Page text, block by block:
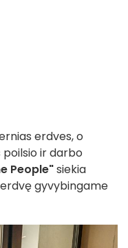
erdves, o
ir darbo
People"siekia
gyvybingame